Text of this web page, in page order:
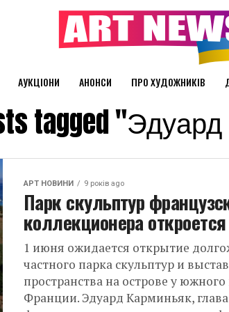
АУКЦІОНИ АНОНСИ ПРО ХУДОЖНИКІВ
tagged
АРТ НОВИНИ 9 років ago
Парк скульптур
коллекционера
1 июня ожидается открытие
частного парка скульптур и
пространства на острове у
Франции. Эдуард Карминьяк, глава